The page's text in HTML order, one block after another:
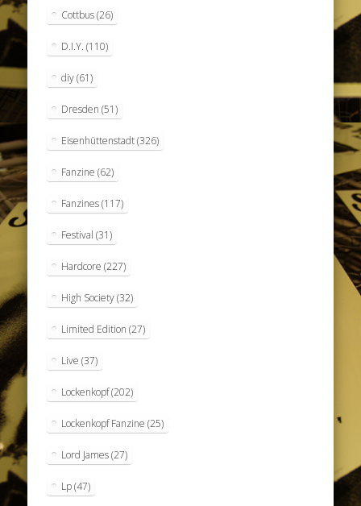
Cottbus(26)
D.I.Y. (110)
diy(61)
Dresden (51)
Eisenhüttenstadt(326)
Fanzine (62)
Fanzines(117)
Festival (31)
Hardcore (227)
High Society(32)
Limited Edition (27)
Live (37)
Lockenkopf(202)
Lockenkopf Fanzine (25)
Lord James(27)
Lp(47)